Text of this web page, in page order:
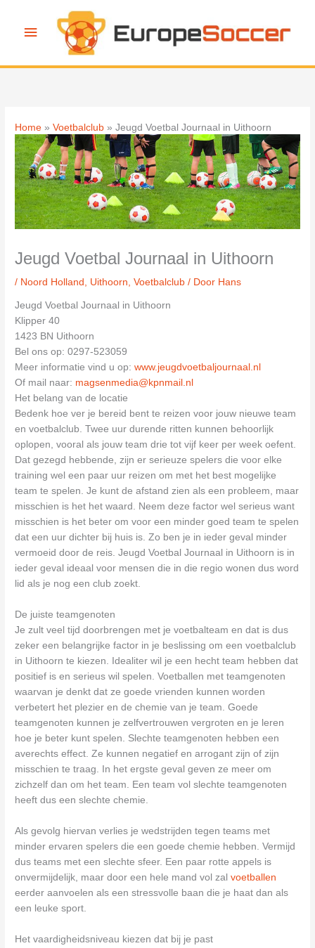
Hoofdmenu
Home Voetbalclub Jeugd Voetbal Journaal in Uithoorn
Jeugd Voetbal Journaal in Uithoorn
/ Noord Holland Uithoorn ,Voetbalclub / Door Hans
Jeugd Voetbal Journaal in Uithoorn
Klipper 40
1423 BN Uithoorn
Bel ons op: 0297-523059
Meer informatie vind u op:www.jeugdvoetbaljournaal.nl
Of mail naar: magsenmedia@kpnmail.nl
Het belang van de locatie
Bedenk hoe ver je bereid bent te reizen voor jouw nieuwe team
en voetbalclub. Twee uur durende ritten kunnen behoorlijk
oplopen, vooral als jouw team drie tot vijf keer per week oefent.
Dat gezegd hebbende, zijn er serieuze spelers die voor elke
training wel een paar uur reizen om met het best mogelijke
team te spelen. Je kunt de afstand zien als een probleem, maar
misschien is het het waard. Neem deze factor wel serieus want
misschien is het beter om voor een minder goed team te spelen
dat een uur dichter bij huis is. Zo ben je in ieder geval minder
vermoeid door de reis. Jeugd Voetbal Journaal in Uithoorn is in
ieder geval ideaal voor mensen die in die regio wonen dus word
lid als je nog een club zoekt.
De juiste teamgenoten
Je zult veel tijd doorbrengen met je voetbalteam en dat is dus
zeker een belangrijke factor in je beslissing om een voetbalclub
in Uithoorn te kiezen. Idealiter wil je een hecht team hebben dat
positief is en serieus wil spelen. Voetballen met teamgenoten
waarvan je denkt dat ze goede vrienden kunnen worden
verbetert het plezier en de chemie van je team. Goede
teamgenoten kunnen je zelfvertrouwen vergroten en je leren
hoe je beter kunt spelen. Slechte teamgenoten hebben een
averechts effect. Ze kunnen negatief en arrogant zijn of zijn
misschien te traag. In het ergste geval geven ze meer om
zichzelf dan om het team. Een team vol slechte teamgenoten
heeft dus een slechte chemie.
Als gevolg hiervan verlies je wedstrijden tegen teams met
minder ervaren spelers die een goede chemie hebben. Vermijd
dus teams met een slechte sfeer. Een paar rotte appels is
onvermijdelijk, maar door een hele mand vol zalvoetballen
eerder aanvoelen als een stressvolle baan die je haat dan als
een leuke sport.
Het vaardigheidsniveau kiezen dat bij je past